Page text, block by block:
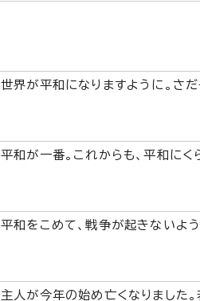
世界が平和になりますように。さ
平和が一番。これからも、平和にく
平和をこめて、戦争が起きないよう
主人が今年の始め亡くなりました